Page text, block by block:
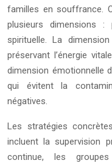
familles en souffrance.
plusieurs dimensions :
spirituelle. La
préservant l’énergie
dimension émotionnelle
qui évitent la
négatives.
Les stratégies
incluent la supervision
continue, les